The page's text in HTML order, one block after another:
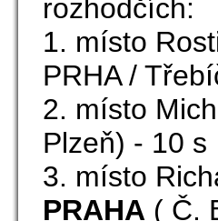
rozhodčích:
1. místo
PRHA /
2. místo
Plzeň) - 10 s
3. místo
PRAHA ( Č.